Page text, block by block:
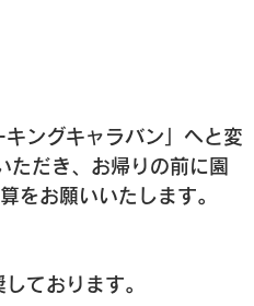
ングキャラバン」へと変
だき、 お帰りの前に園
をお願いいたします。
ております。